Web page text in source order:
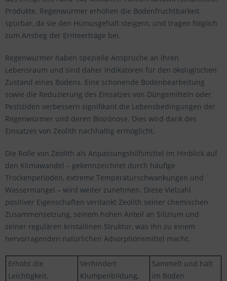
Produkte. Regenwürmer erhöhen die Bodenfruchtbarkeit
spürbar, da sie den Humusgehalt steigern, und tragen folglich
zum Anstieg der Ernteerträge bei.
Regenwürmer haben spezielle Ansprüche an ihren
Lebensraum und sind daher Indikatoren für den ökologischen
Zustand eines Bodens. Eine schonende Bodenbearbeitung
sowie die Reduzierung des Einsatzes von Düngemitteln oder
Pestiziden verbessern signifikant die Lebensbedingungen der
Regenwürmer und deren Biozönose. Dies wird dank des
Einsatzes von Zeolith nachhaltig ermöglicht.
Die Rolle von Zeolith als Anpassungshilfsmittel im Hinblick auf
den Klimawandel – gekennzeichnet durch häufige
Trockenperioden, extreme Temperaturschwankungen und
Wassermangel – wird weiter zunehmen. Diese Vielzahl
positiver Eigenschaften verdankt Zeolith seiner chemischen
Zusammensetzung, seinem hohen Anteil an Silizium und
seiner regulären kristallinen Struktur, was ihn zu einem
hervorragenden natürlichen Adsorptionsmittel macht.
Erhöht die
Leichtigkeit,
Verhindert
Klumpenbildung,
Sammelt und hält
im Boden